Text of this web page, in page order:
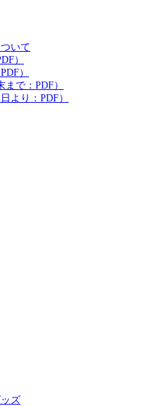
いて
）
）
で：PDF）
より：PDF）
ズ